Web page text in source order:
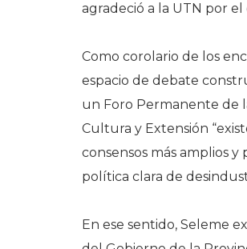
agradeció a la UTN por
Como corolario de los
espacio de debate
un Foro Permanente de
Cultura y Extensión
consensos más amplios
política clara de
En ese sentido, Seleme